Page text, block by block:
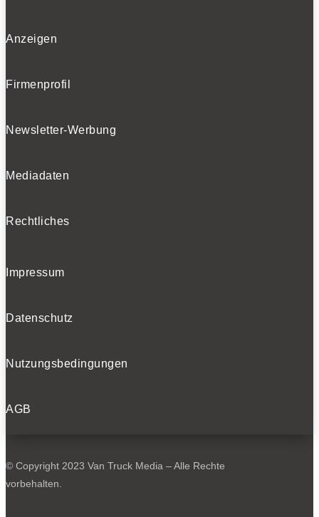
Anzeigen
Firmenprofil
Newsletter-Werbung
Mediadaten
Rechtliches
Impressum
Datenschutz
Nutzungsbedingungen
AGB
© Copyright 2023 Van Truck Media – Alle Rechte
vorbehalten.